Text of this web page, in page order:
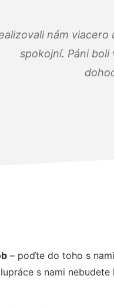
nám
spokojní. Páni
– poďte do toho s
s nami